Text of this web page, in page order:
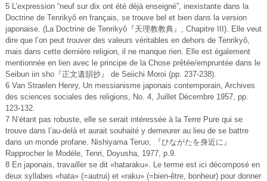
5 L’expression “neuf sur dix ont été déjà enseigné”, inexistante dans la
Doctrine de Tenrikyô en français, se trouve bel et bien dans la version
japonaise. (La Doctrine de Tenrikyô『天理教教典』, Chapitre III). Elle veut
dire que l’on peut trouver des valeurs véritables en dehors de Tenrikyô,
mais dans cette dernière religion, il ne manque rien. Elle est également
mentionnée en lien avec le principe de la Chose prêtée/empruntée dans le
Seibun iin sho『正文遺韻抄』 de Seiichi Moroi (pp. 237-238).
6 Van Straelen Henry, Un messianisme japonais contemporain, Archives
des sciences sociales des religions, No. 4, Juillet Décembre 1957, pp.
123-132.
7 N’étant pas robuste, elle se serait intéressée à la Terre Pure qui se
trouve dans l’au-delà et aurait souhaité y demeurer au lieu de se battre
dans un monde profane. Nishiyama Teruo, 『ひながたを身近に』
Rapprocher le Modèle, Tenri, Doyusha, 1977, p.9.
8 En japonais, travailler se dit «hataraku». Le terme est ici décomposé en
deux syllabes «hata» (=autrui) et «raku» (=bien-être, bonheur) pour donner